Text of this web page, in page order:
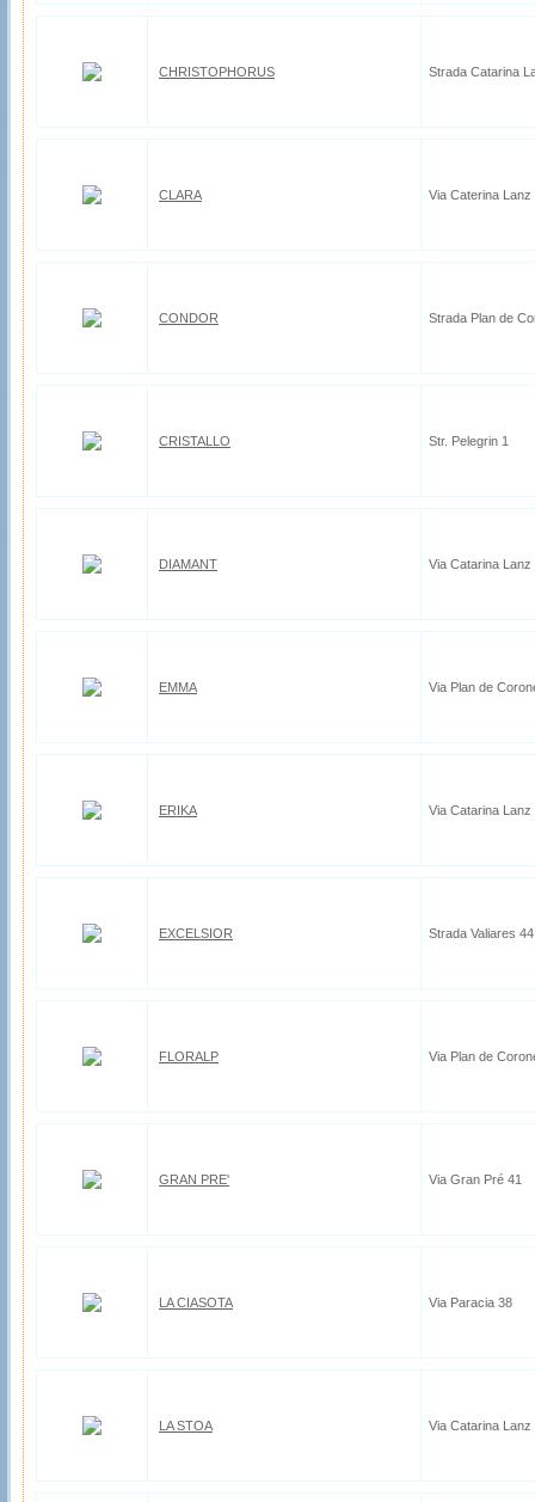
CHRISTOPHORUS Strada Catarina
CLARA Via Caterina Lanz
CONDOR Strada Plan de
CRISTALLO Str. Pelegrin 1
DIAMANT Via Catarina Lanz
EMMA Via Plan de
ERIKA Via Catarina Lanz
EXCELSIOR Strada Valiares 44
FLORALP Via Plan de
GRAN PRE' Via Gran Pré 41
LA CIASOTA Via Paracia 38
LA STOA Via Catarina Lanz